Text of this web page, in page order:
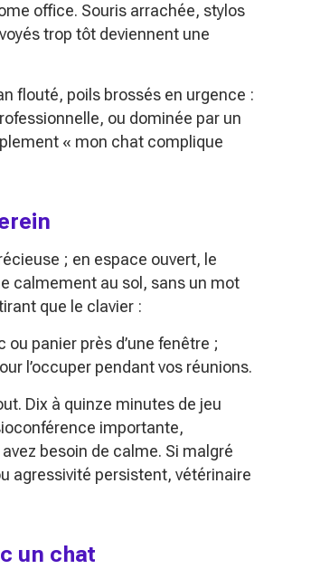
office. Souris arrachée, stylos
trop tôt deviennent une
flouté, poils brossés en urgence :
ou dominée par un
« mon chat complique
; en espace ouvert, le
calmement au sol, sans un mot
que le clavier :
panier près d’une fenêtre ;
l’occuper pendant vos réunions.
Dix à quinze minutes de jeu
importante,
besoin de calme. Si malgré
agressivité persistent, vétérinaire
un chat